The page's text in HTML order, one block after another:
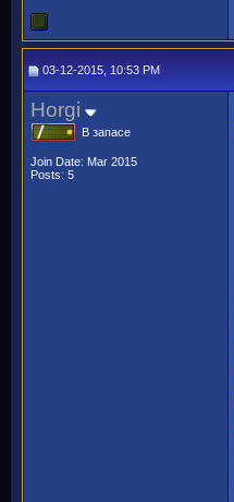
03-12-2015, 10:53 PM
Horgi
В запасе
Join Date: Mar 2015
Posts: 5